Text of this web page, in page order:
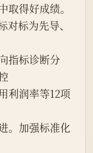
得好成绩。
指标诊断分
利润率等12项
。加强标准化